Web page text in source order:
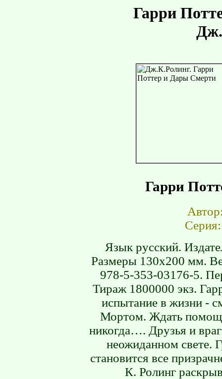
Гарри
Гарри
Язык русский.
Размеры 130х200 мм.
978-5-353-03176-5.
Тираж 1800000 экз.
испытание в жизни -
Мортом. Ждать
никогда…. Друзья и
неожиданном свете.
становится все
К. Ролинг